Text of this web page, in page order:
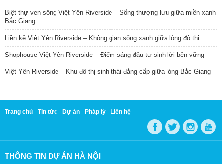
Biệt thự ven sông Việt Yên Riverside – Sống thượng lưu giữa miền xanh
Bắc Giang
Liền kề Việt Yên Riverside – Không gian sống xanh giữa lòng đô thị
Shophouse Việt Yên Riverside – Điểm sáng đầu tư sinh lời bền vững
Việt Yên Riverside – Khu đô thị sinh thái đẳng cấp giữa lòng Bắc Giang
Trang chủ Tin tức Dự án Pháp lý Liên hệ
THÔNG TIN DỰ ÁN HÀ NỘI